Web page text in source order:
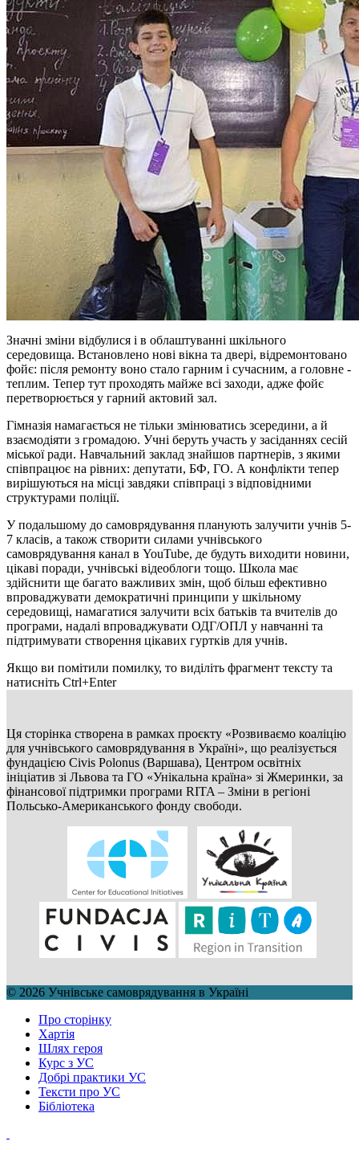
Значні зміни відбулися і в облаштуванні шкільного
середовища. Встановлено нові вікна та двері, відремонтовано
фойє: після ремонту воно стало гарним і сучасним, а головне -
теплим. Тепер тут проходять майже всі заходи, адже фойє
перетворюється у гарний актовий зал.
Гімназія намагається не тільки змінюватись зсередини, а й
взаємодіяти з громадою. Учні беруть участь у засіданнях сесій
міської ради. Навчальний заклад знайшов партнерів, з якими
співпрацює на рівних: депутати, БФ, ГО. А конфлікти тепер
вирішуються на місці завдяки співпраці з відповідними
структурами поліції.
У подальшому до самоврядування планують залучити учнів 5-
7 класів, а також створити силами учнівського
самоврядування канал в YouTube, де будуть виходити новини,
цікаві поради, учнівські відеоблоги тощо. Школа має
здійснити ще багато важливих змін, щоб більш ефективно
впроваджувати демократичні принципи у шкільному
середовищі, намагатися залучити всіх батьків та вчителів до
програми, надалі впроваджувати ОДГ/ОПЛ у навчанні та
підтримувати створення цікавих гуртків для учнів.
Якщо ви помітили помилку, то виділіть фрагмент тексту та
натисніть Ctrl+Enter
Ця сторінка створена в рамках проєкту «Розвиваємо коаліцію
для учнівського самоврядування в Україні», що реалізується
фундацією Civis Polonus (Варшава), Центром освітніх
ініціатив зі Львова та ГО «Унікальна країна» зі Жмеринки, за
фінансової підтримки програми RITA – Зміни в регіоні
Польсько-Американського фонду свободи.
© 2026 Учнівське самоврядування в Україні
Про сторінку
Хартія
Шлях героя
Курс з УС
Добрі практики УС
Тексти про УС
Бібліотека